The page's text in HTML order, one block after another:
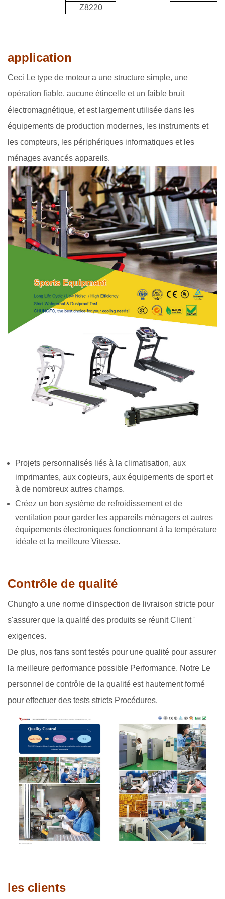
Z8220
application
Ceci Le type de moteur a une structure simple, une
opération fiable, aucune étincelle et un faible bruit
électromagnétique, et est largement utilisée dans les
équipements de production modernes, les instruments et
les compteurs, les périphériques informatiques et les
ménages avancés appareils.
Projets personnalisés liés à la climatisation, aux
imprimantes, aux copieurs, aux équipements de sport et
à de nombreux autres champs.
Créez un bon système de refroidissement et de
ventilation pour garder les appareils ménagers et autres
équipements électroniques fonctionnant à la température
idéale et la meilleure Vitesse.
Contrôle de qualité
Chungfo a une norme d'inspection de livraison stricte pour
s'assurer que la qualité des produits se réunit Client '
exigences.
De plus, nos fans sont testés pour une qualité pour assurer
la meilleure performance possible Performance. Notre Le
personnel de contrôle de la qualité est hautement formé
pour effectuer des tests stricts Procédures.
les clients